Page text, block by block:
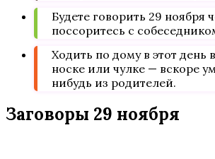
Будете говорить 29 ноября
поссоритесь с
Ходить по дому в этот день
носке или чулке — вскоре
нибудь из родителей.
Заговоры 29 ноября